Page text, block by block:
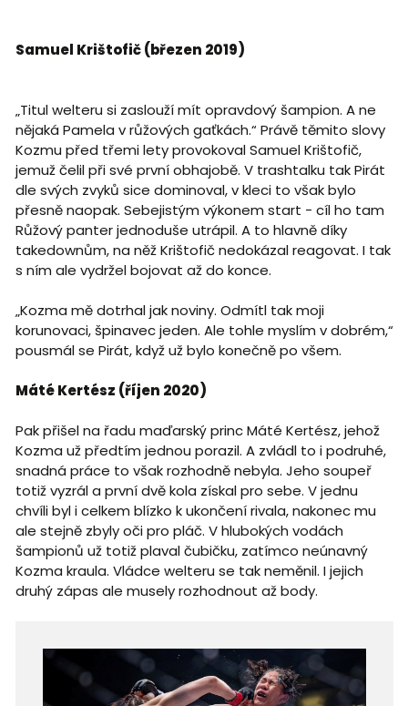
Samuel Krištofič (březen 2019)
„Titul welteru si zaslouží mít opravdový šampion. A ne
nějaká Pamela v růžových gaťkách.“ Právě těmito slovy
Kozmu před třemi lety provokoval Samuel Krištofič,
jemuž čelil při své první obhajobě. V trashtalku tak Pirát
dle svých zvyků sice dominoval, v kleci to však bylo
přesně naopak. Sebejistým výkonem start - cíl ho tam
Růžový panter jednoduše utrápil. A to hlavně díky
takedownům, na něž Krištofič nedokázal reagovat. I tak
s ním ale vydržel bojovat až do konce.
„Kozma mě dotrhal jak noviny. Odmítl tak moji
korunovaci, špinavec jeden. Ale tohle myslím v dobrém,“
pousmál se Pirát, když už bylo konečně po všem.
Máté Kertész (říjen 2020)
Pak přišel na řadu maďarský princ Máté Kertész, jehož
Kozma už předtím jednou porazil. A zvládl to i podruhé,
snadná práce to však rozhodně nebyla. Jeho soupeř
totiž vyzrál a první dvě kola získal pro sebe. V jednu
chvíli byl i celkem blízko k ukončení rivala, nakonec mu
ale stejně zbyly oči pro pláč. V hlubokých vodách
šampionů už totiž plaval čubičku, zatímco neúnavný
Kozma kraula. Vládce welteru se tak neměnil. I jejich
druhý zápas ale musely rozhodnout až body.